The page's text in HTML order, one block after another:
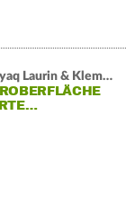
Der neue Škoda Enyaq Laurin & Klement